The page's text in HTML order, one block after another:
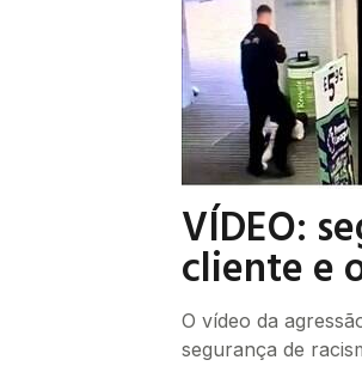
VÍDEO:
cliente e
O vídeo da
segurança de